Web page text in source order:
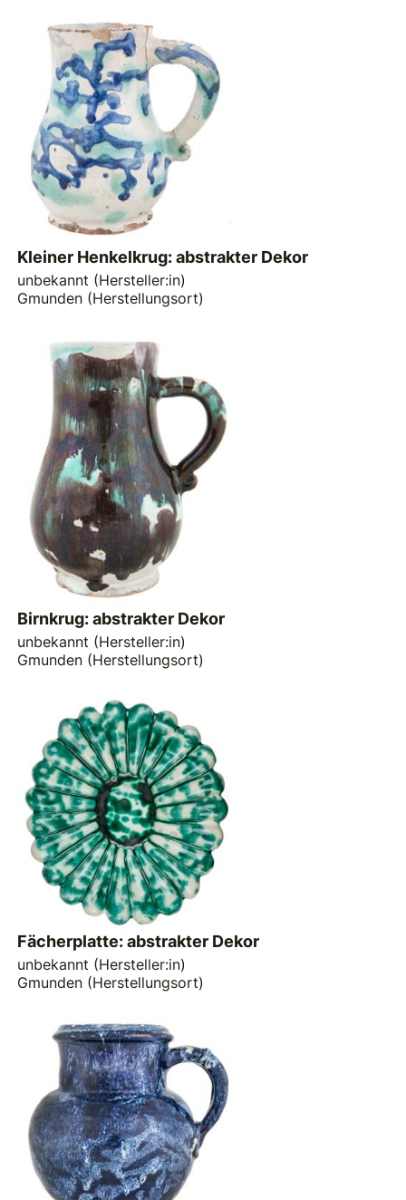
Kleiner Henkelkrug: abstrakter Dekor
unbekannt (Hersteller:in)
Gmunden (Herstellungsort)
Birnkrug: abstrakter Dekor
unbekannt (Hersteller:in)
Gmunden (Herstellungsort)
Fächerplatte: abstrakter Dekor
unbekannt (Hersteller:in)
Gmunden (Herstellungsort)